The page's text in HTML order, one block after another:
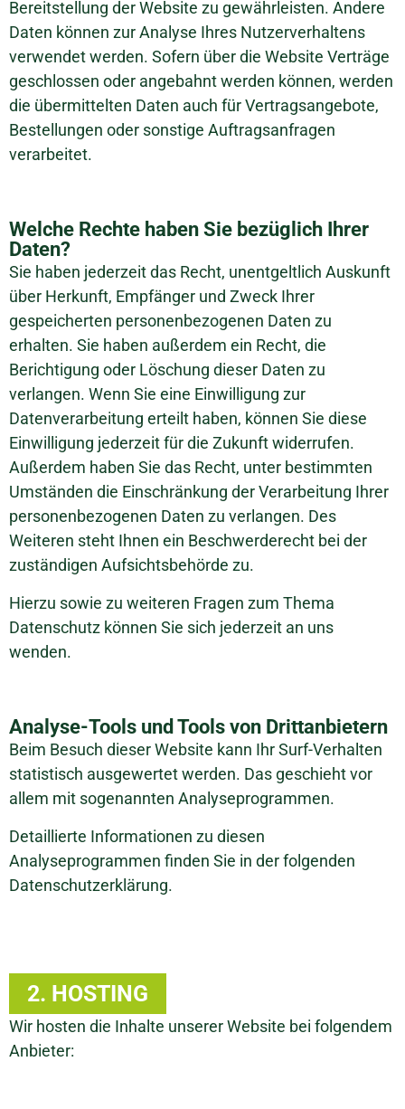
Bereitstellung der Website zu gewährleisten. Andere
Daten können zur Analyse Ihres Nutzerverhaltens
verwendet werden. Sofern über die Website Verträge
geschlossen oder angebahnt werden können, werden
die übermittelten Daten auch für Vertragsangebote,
Bestellungen oder sonstige Auftragsanfragen
verarbeitet.
Welche Rechte haben Sie bezüglich Ihrer
Daten?
Sie haben jederzeit das Recht, unentgeltlich Auskunft
über Herkunft, Empfänger und Zweck Ihrer
gespeicherten personenbezogenen Daten zu
erhalten. Sie haben außerdem ein Recht, die
Berichtigung oder Löschung dieser Daten zu
verlangen. Wenn Sie eine Einwilligung zur
Datenverarbeitung erteilt haben, können Sie diese
Einwilligung jederzeit für die Zukunft widerrufen.
Außerdem haben Sie das Recht, unter bestimmten
Umständen die Einschränkung der Verarbeitung Ihrer
personenbezogenen Daten zu verlangen. Des
Weiteren steht Ihnen ein Beschwerderecht bei der
zuständigen Aufsichtsbehörde zu.
Hierzu sowie zu weiteren Fragen zum Thema
Datenschutz können Sie sich jederzeit an uns
wenden.
Analyse-Tools und Tools von Drittanbietern
Beim Besuch dieser Website kann Ihr Surf-Verhalten
statistisch ausgewertet werden. Das geschieht vor
allem mit sogenannten Analyseprogrammen.
Detaillierte Informationen zu diesen
Analyseprogrammen finden Sie in der folgenden
Datenschutzerklärung.
2. HOSTING
Wir hosten die Inhalte unserer Website bei folgendem
Anbieter: